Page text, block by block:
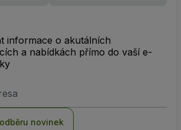
informace o akutálních
a nabídkách přímo do vaší e-
novinek